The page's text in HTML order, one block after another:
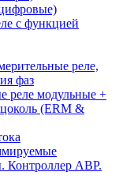
с функцией
реле,
фаз
реле модульные +
(ERM &
Контроллер АВР.